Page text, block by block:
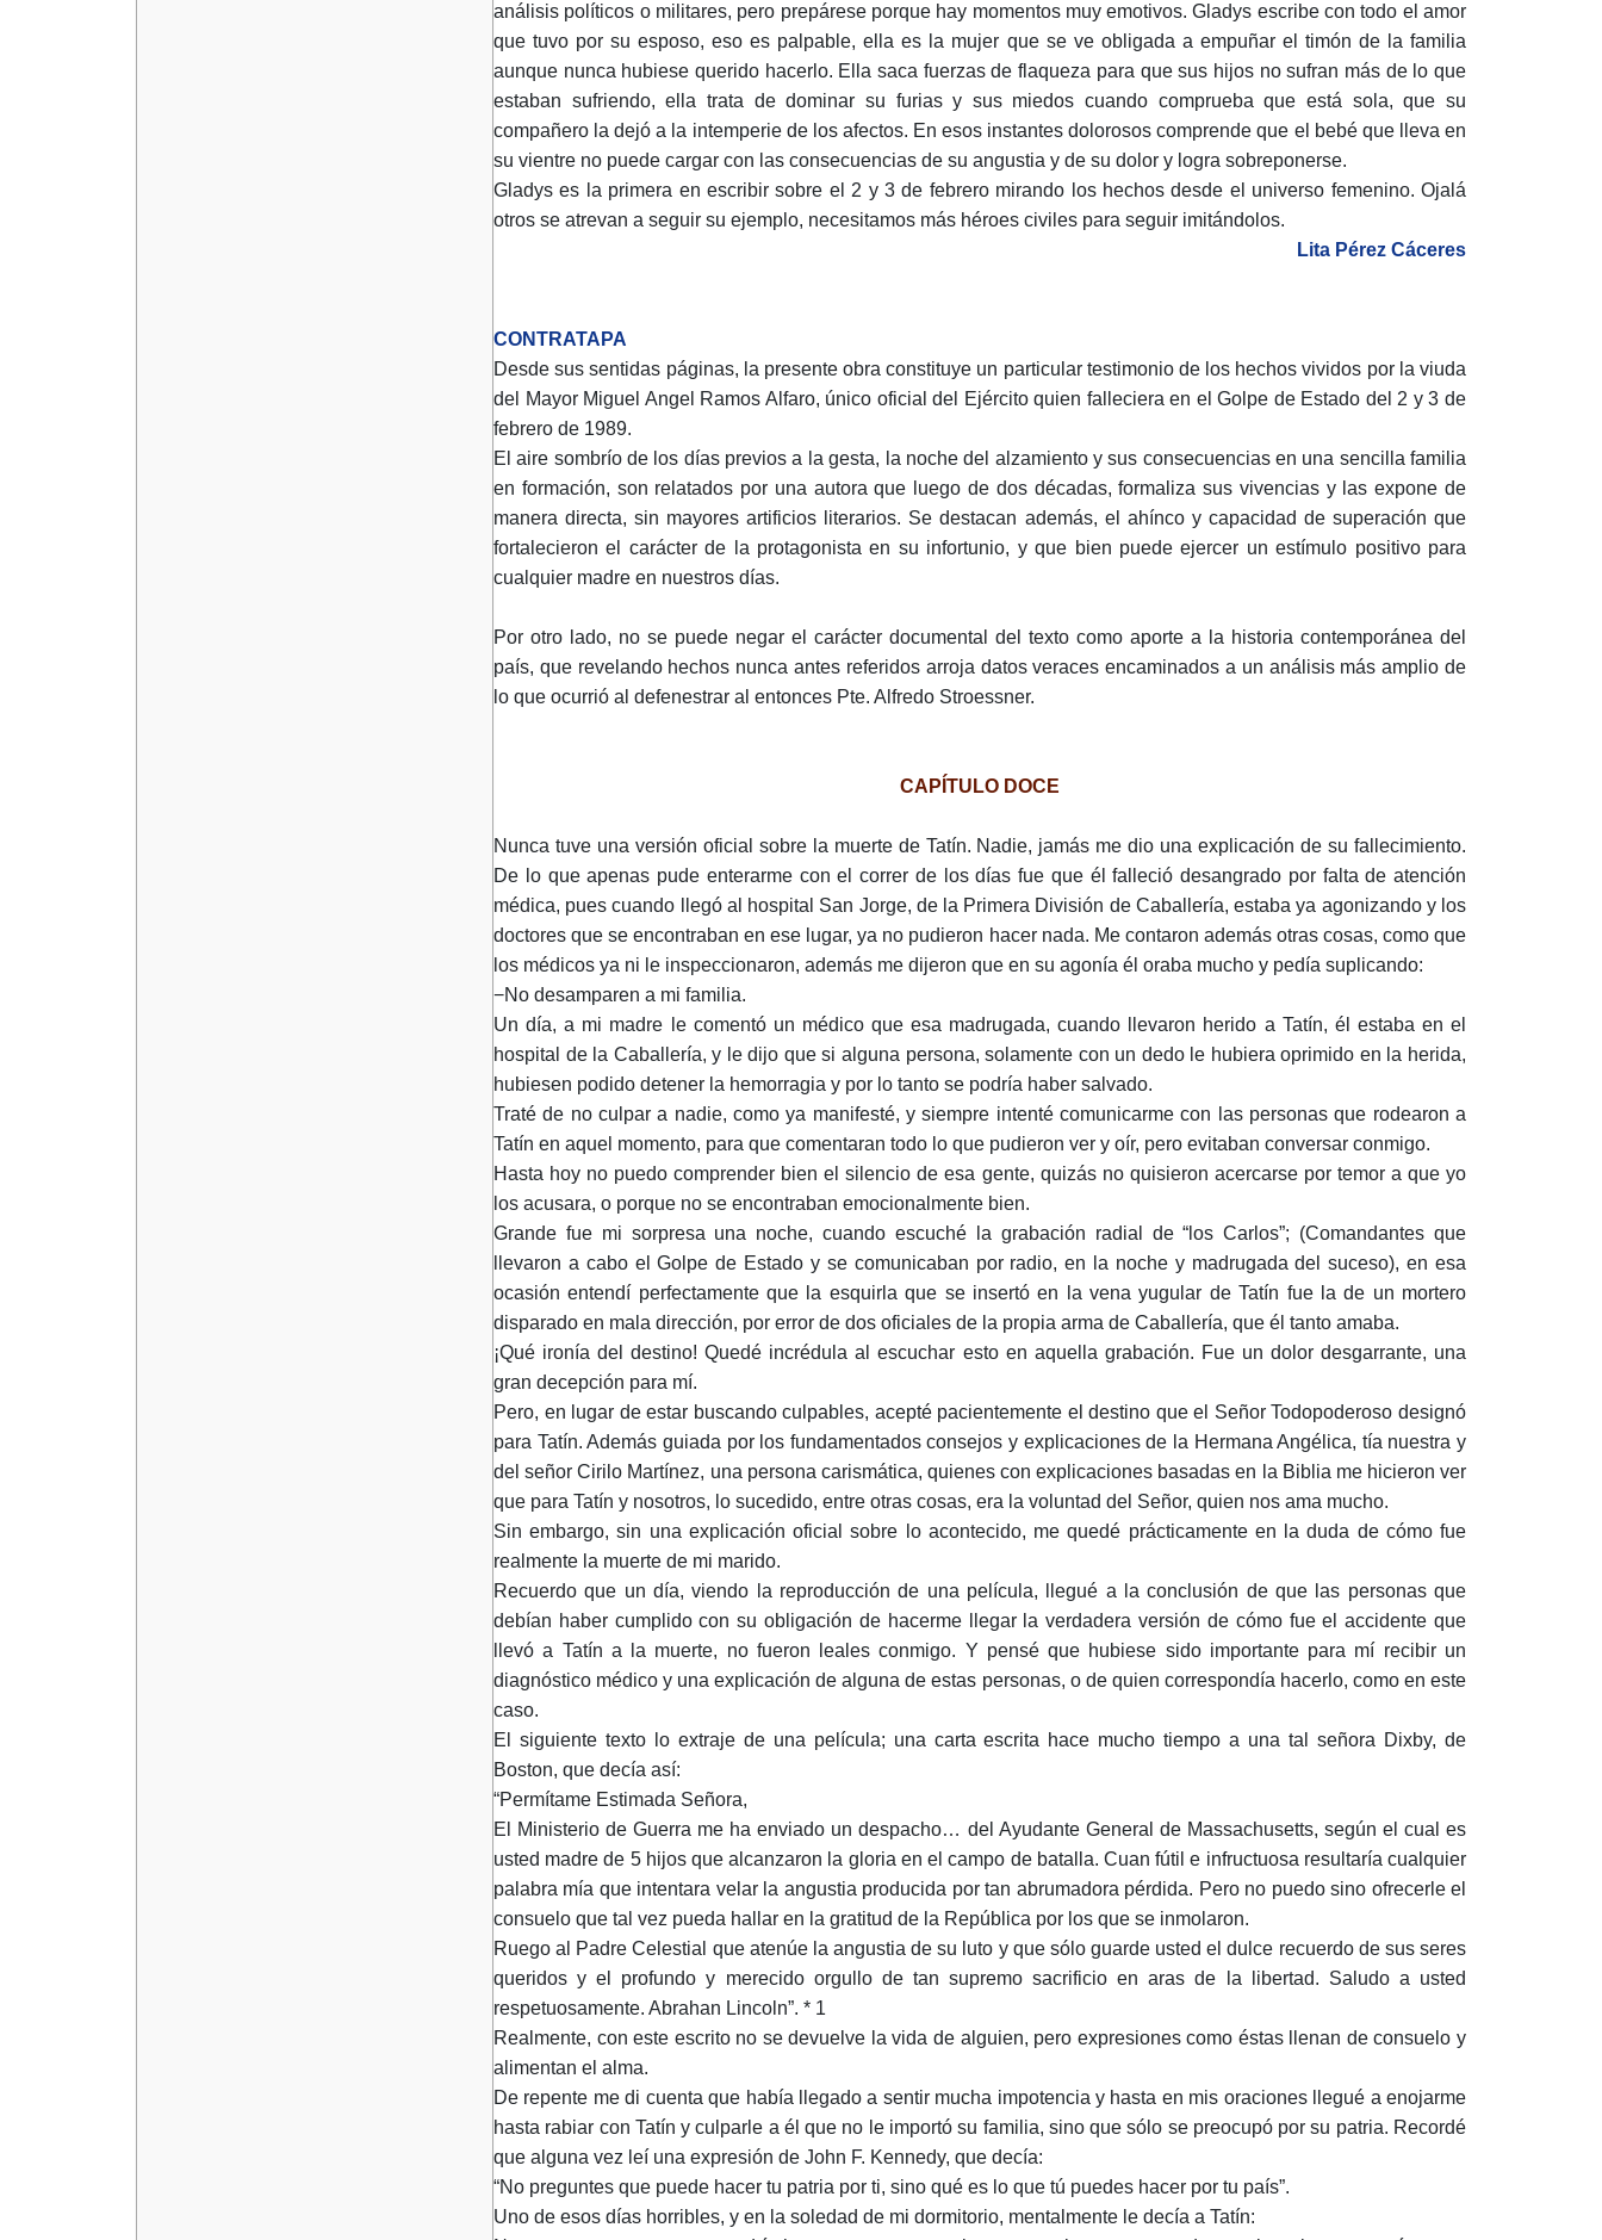
análisis políticos o militares, pero prepárese porque hay momentos muy emotivos. Gladys escribe con todo el amor
que tuvo por su esposo, eso es palpable, ella es la mujer que se ve obligada a empuñar el timón de la familia
aunque nunca hubiese querido hacerlo. Ella saca fuerzas de flaqueza para que sus hijos no sufran más de lo que
estaban sufriendo, ella trata de dominar su furias y sus miedos cuando comprueba que está sola, que su
compañero la dejó a la intemperie de los afectos. En esos instantes dolorosos comprende que el bebé que lleva en
su vientre no puede cargar con las consecuencias de su angustia y de su dolor y logra sobreponerse.
Gladys es la primera en escribir sobre el 2 y 3 de febrero mirando los hechos desde el universo femenino. Ojalá
otros se atrevan a seguir su ejemplo, necesitamos más héroes civiles para seguir imitándolos.
Lita Pérez Cáceres
CONTRATAPA
Desde sus sentidas páginas, la presente obra constituye un particular testimonio de los hechos vividos por la viuda
del Mayor Miguel Angel Ramos Alfaro, único oficial del Ejército quien falleciera en el Golpe de Estado del 2 y 3 de
febrero de 1989.
El aire sombrío de los días previos a la gesta, la noche del alzamiento y sus consecuencias en una sencilla familia
en formación, son relatados por una autora que luego de dos décadas, formaliza sus vivencias y las expone de
manera directa, sin mayores artificios literarios. Se destacan además, el ahínco y capacidad de superación que
fortalecieron el carácter de la protagonista en su infortunio, y que bien puede ejercer un estímulo positivo para
cualquier madre en nuestros días.
Por otro lado, no se puede negar el carácter documental del texto como aporte a la historia contemporánea del
país, que revelando hechos nunca antes referidos arroja datos veraces encaminados a un análisis más amplio de
lo que ocurrió al defenestrar al entonces Pte. Alfredo Stroessner.
CAPÍTULO DOCE
Nunca tuve una versión oficial sobre la muerte de Tatín. Nadie, jamás me dio una explicación de su fallecimiento.
De lo que apenas pude enterarme con el correr de los días fue que él falleció desangrado por falta de atención
médica, pues cuando llegó al hospital San Jorge, de la Primera División de Caballería, estaba ya agonizando y los
doctores que se encontraban en ese lugar, ya no pudieron hacer nada. Me contaron además otras cosas, como que
los médicos ya ni le inspeccionaron, además me dijeron que en su agonía él oraba mucho y pedía suplicando:
−No desamparen a mi familia.
Un día, a mi madre le comentó un médico que esa madrugada, cuando llevaron herido a Tatín, él estaba en el
hospital de la Caballería, y le dijo que si alguna persona, solamente con un dedo le hubiera oprimido en la herida,
hubiesen podido detener la hemorragia y por lo tanto se podría haber salvado.
Traté de no culpar a nadie, como ya manifesté, y siempre intenté comunicarme con las personas que rodearon a
Tatín en aquel momento, para que comentaran todo lo que pudieron ver y oír, pero evitaban conversar conmigo.
Hasta hoy no puedo comprender bien el silencio de esa gente, quizás no quisieron acercarse por temor a que yo
los acusara, o porque no se encontraban emocionalmente bien.
Grande fue mi sorpresa una noche, cuando escuché la grabación radial de “los Carlos”; (Comandantes que
llevaron a cabo el Golpe de Estado y se comunicaban por radio, en la noche y madrugada del suceso), en esa
ocasión entendí perfectamente que la esquirla que se insertó en la vena yugular de Tatín fue la de un mortero
disparado en mala dirección, por error de dos oficiales de la propia arma de Caballería, que él tanto amaba.
¡Qué ironía del destino! Quedé incrédula al escuchar esto en aquella grabación. Fue un dolor desgarrante, una
gran decepción para mí.
Pero, en lugar de estar buscando culpables, acepté pacientemente el destino que el Señor Todopoderoso designó
para Tatín. Además guiada por los fundamentados consejos y explicaciones de la Hermana Angélica, tía nuestra y
del señor Cirilo Martínez, una persona carismática, quienes con explicaciones basadas en la Biblia me hicieron ver
que para Tatín y nosotros, lo sucedido, entre otras cosas, era la voluntad del Señor, quien nos ama mucho.
Sin embargo, sin una explicación oficial sobre lo acontecido, me quedé prácticamente en la duda de cómo fue
realmente la muerte de mi marido.
Recuerdo que un día, viendo la reproducción de una película, llegué a la conclusión de que las personas que
debían haber cumplido con su obligación de hacerme llegar la verdadera versión de cómo fue el accidente que
llevó a Tatín a la muerte, no fueron leales conmigo. Y pensé que hubiese sido importante para mí recibir un
diagnóstico médico y una explicación de alguna de estas personas, o de quien correspondía hacerlo, como en este
caso.
El siguiente texto lo extraje de una película; una carta escrita hace mucho tiempo a una tal señora Dixby, de
Boston, que decía así:
“Permítame Estimada Señora,
El Ministerio de Guerra me ha enviado un despacho… del Ayudante General de Massachusetts, según el cual es
usted madre de 5 hijos que alcanzaron la gloria en el campo de batalla. Cuan fútil e infructuosa resultaría cualquier
palabra mía que intentara velar la angustia producida por tan abrumadora pérdida. Pero no puedo sino ofrecerle el
consuelo que tal vez pueda hallar en la gratitud de la República por los que se inmolaron.
Ruego al Padre Celestial que atenúe la angustia de su luto y que sólo guarde usted el dulce recuerdo de sus seres
queridos y el profundo y merecido orgullo de tan supremo sacrificio en aras de la libertad. Saludo a usted
respetuosamente. Abrahan Lincoln”. * 1
Realmente, con este escrito no se devuelve la vida de alguien, pero expresiones como éstas llenan de consuelo y
alimentan el alma.
De repente me di cuenta que había llegado a sentir mucha impotencia y hasta en mis oraciones llegué a enojarme
hasta rabiar con Tatín y culparle a él que no le importó su familia, sino que sólo se preocupó por su patria. Recordé
que alguna vez leí una expresión de John F. Kennedy, que decía:
“No preguntes que puede hacer tu patria por ti, sino qué es lo que tú puedes hacer por tu país”.
Uno de esos días horribles, y en la soledad de mi dormitorio, mentalmente le decía a Tatín: